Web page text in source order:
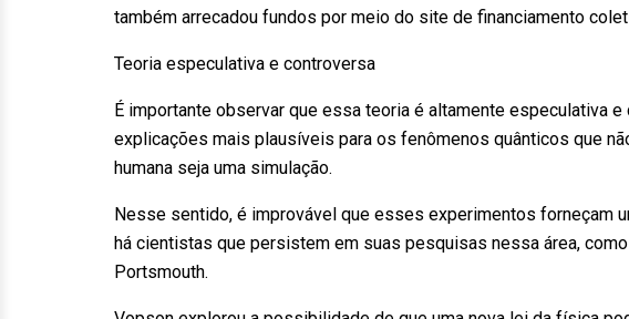
também arrecadou fundos por meio do site de financiamento
Teoria especulativa e controversa
É importante observar que essa teoria é altamente especulativa
explicações mais plausíveis para os fenômenos quânticos que
humana seja uma simulação.
Nesse sentido, é improvável que esses experimentos forneçam
há cientistas que persistem em suas pesquisas nessa área,
Portsmouth.